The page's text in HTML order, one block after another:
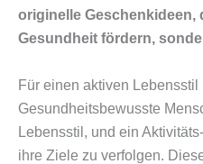
originelle Geschenkideen,
Gesundheit fördern,
Für einen aktiven Lebensstil
Gesundheitsbewusste
Lebensstil, und ein
ihre Ziele zu verfolgen.